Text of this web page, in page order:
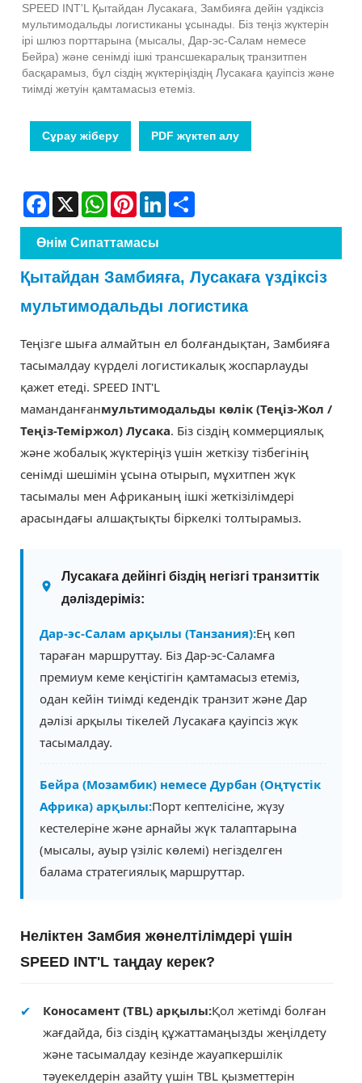
SPEED INT'L Қытайдан Лусакаға, Замбияға дейін үздіксіз
мультимодальды логистиканы ұсынады. Біз теңіз жүктерін
ірі шлюз порттарына (мысалы, Дар-эс-Салам немесе
Бейра) және сенімді ішкі трансшекаралық транзитпен
басқарамыз, бұл сіздің жүктеріңіздің Лусакаға қауіпсіз және
тиімді жетуін қамтамасыз етеміз.
Сұрау жіберу PDF жүктеп алу
Facebook
X WhatsAppPinterestLinkedIn
Өнім Сипаттамасы
Қытайдан Замбияға, Лусакаға үздіксіз
мультимодальды логистика
Теңізге шыға алмайтын ел болғандықтан, Замбияға
тасымалдау күрделі логистикалық жоспарлауды
қажет етеді. SPEED INT'L
маманданғанмультимодальды көлік (Теңіз-Жол /
Теңіз-Теміржол) Лусака. Біз сіздің коммерциялық
және жобалық жүктеріңіз үшін жеткізу тізбегінің
сенімді шешімін ұсына отырып, мұхитпен жүк
тасымалы мен Африканың ішкі жеткізілімдері
арасындағы алшақтықты біркелкі толтырамыз.
Лусакаға дейінгі біздің негізгі транзиттік
дәліздеріміз:
Дар-эс-Салам арқылы (Танзания):Ең көп
тараған маршруттау. Біз Дар-эс-Саламға
премиум кеме кеңістігін қамтамасыз етеміз,
одан кейін тиімді кедендік транзит және Дар
дәлізі арқылы тікелей Лусакаға қауіпсіз жүк
тасымалдау.
Бейра (Мозамбик) немесе Дурбан (Оңтүстік
Африка) арқылы:Порт кептелісіне, жүзу
кестелеріне және арнайы жүк талаптарына
(мысалы, ауыр үзіліс көлемі) негізделген
балама стратегиялық маршруттар.
Неліктен Замбия жөнелтілімдері үшін
SPEED INT'L таңдау керек?
✔ Коносамент (TBL) арқылы:Қол жетімді болған
жағдайда, біз сіздің құжаттамаңызды жеңілдету
және тасымалдау кезінде жауапкершілік
тәуекелдерін азайту үшін TBL қызметтерін